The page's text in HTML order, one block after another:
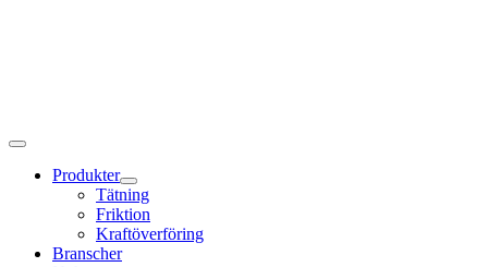
Produkter
Tätning
Friktion
Kraftöverföring
Branscher